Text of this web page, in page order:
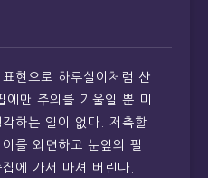
현으로 하루살이처럼 산
에만 주의를 기울일 뿐 미
하는 일이 없다. 저축할
를 외면하고 눈앞의 필
에 가서 마셔 버린다.